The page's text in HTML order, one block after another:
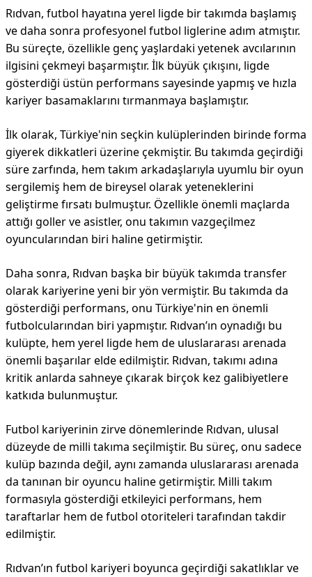
Rıdvan, futbol hayatına yerel ligde bir takımda başlamış
ve daha sonra profesyonel futbol liglerine adım atmıştır.
Bu süreçte, özellikle genç yaşlardaki yetenek avcılarının
ilgisini çekmeyi başarmıştır. İlk büyük çıkışını, ligde
gösterdiği üstün performans sayesinde yapmış ve hızla
kariyer basamaklarını tırmanmaya başlamıştır.
İlk olarak, Türkiye'nin seçkin kulüplerinden birinde forma
giyerek dikkatleri üzerine çekmiştir. Bu takımda geçirdiği
süre zarfında, hem takım arkadaşlarıyla uyumlu bir oyun
sergilemiş hem de bireysel olarak yeteneklerini
geliştirme fırsatı bulmuştur. Özellikle önemli maçlarda
attığı goller ve asistler, onu takımın vazgeçilmez
oyuncularından biri haline getirmiştir.
Daha sonra, Rıdvan başka bir büyük takımda transfer
olarak kariyerine yeni bir yön vermiştir. Bu takımda da
gösterdiği performans, onu Türkiye'nin en önemli
futbolcularından biri yapmıştır. Rıdvan’ın oynadığı bu
kulüpte, hem yerel ligde hem de uluslararası arenada
önemli başarılar elde edilmiştir. Rıdvan, takımı adına
kritik anlarda sahneye çıkarak birçok kez galibiyetlere
katkıda bulunmuştur.
Futbol kariyerinin zirve dönemlerinde Rıdvan, ulusal
düzeyde de milli takıma seçilmiştir. Bu süreç, onu sadece
kulüp bazında değil, aynı zamanda uluslararası arenada
da tanınan bir oyuncu haline getirmiştir. Milli takım
formasıyla gösterdiği etkileyici performans, hem
taraftarlar hem de futbol otoriteleri tarafından takdir
edilmiştir.
Rıdvan’ın futbol kariyeri boyunca geçirdiği sakatlıklar ve